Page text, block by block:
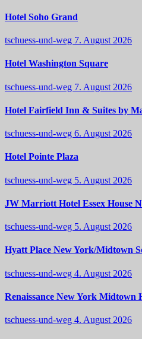
Hotel Soho Grand
tschuess-und-weg 7. August 2026
Hotel Washington Square
tschuess-und-weg 7. August 2026
Hotel Fairfield Inn & Suites by
tschuess-und-weg 6. August 2026
Hotel Pointe Plaza
tschuess-und-weg 5. August 2026
JW Marriott Hotel Essex House
tschuess-und-weg 5. August 2026
Hyatt Place New York/Midtown
tschuess-und-weg 4. August 2026
Renaissance New York Midtown
tschuess-und-weg 4. August 2026